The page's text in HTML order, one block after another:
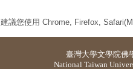
建議您使用 Chrome, Firefox,
臺灣大學文學院佛
National Taiwan